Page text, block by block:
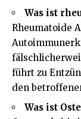
Was ist
Rheumatoide
führt zu
den
Was ist